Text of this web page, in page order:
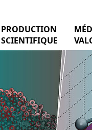
menu PLATEFORMES &
PRODUCTION
SCIENTIFIQUE